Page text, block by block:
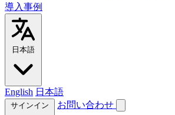
導入事例
日本語
English 日本語
お問い合わせ